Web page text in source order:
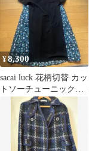
¥8,300
sacai luck 花柄切替 カッ
トソーチューニックブ
ラック